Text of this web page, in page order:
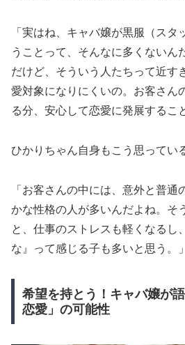
「実はね、キャバ嬢が黒服（スタ
うことって、そんなに多くないん
だけど、そういう人たちって近す
愛対象になりにくいの。お客さん
る分、安心して恋愛に発展するこ
ひかりちゃん自身もこう思ってい
「お客さんの中には、意外と普
かな性格の人が多いんだよね。そ
と、仕事のストレスも軽くなるし
な』って感じる子も多いと思う。」
希望を持とう！キャバ嬢が
恋愛」の可能性